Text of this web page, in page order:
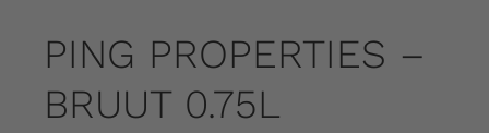
PING PROPERTIES –
BRUUT 0.75L